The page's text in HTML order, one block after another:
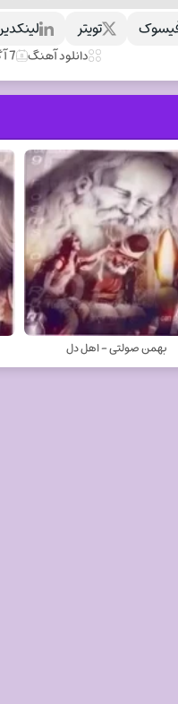
تویتر
دانلود آهنگ 7 آگوست 2023
بهمن صولتی - اهل دل